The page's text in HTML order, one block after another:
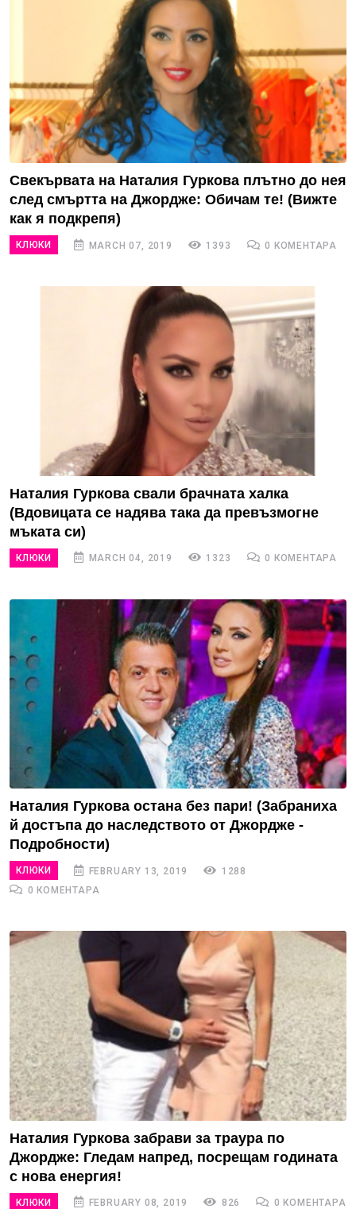
Свекървата на Наталия Гуркова плътно до нея
след смъртта на Джордже: Обичам те! (Вижте
как я подкрепя)
КЛЮКИ MARCH 07, 2019 1393 0 КОМЕНТАРА
Наталия Гуркова свали брачната халка
(Вдовицата се надява така да превъзмогне
мъката си)
КЛЮКИ MARCH 04, 2019 1323 0 КОМЕНТАРА
Наталия Гуркова остана без пари! (Забраниха
й достъпа до наследството от Джордже -
Подробности)
КЛЮКИ FEBRUARY 13, 2019
1288
0 КОМЕНТАРА
Наталия Гуркова забрави за траура по
Джордже: Гледам напред, посрещам годината
с нова енергия!
КЛЮКИ FEBRUARY 08, 2019 826 0 КОМЕНТАРА